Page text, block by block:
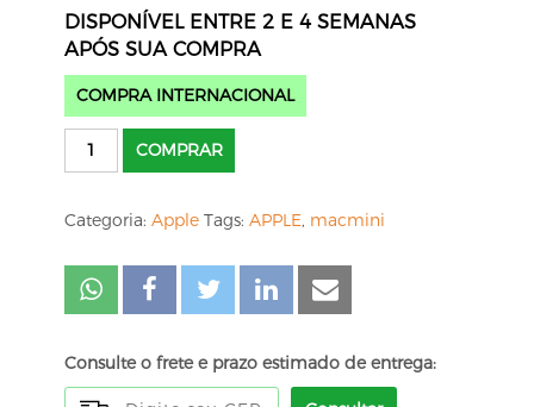
DISPONÍVEL ENTRE 2 E 4 SEMANAS
APÓS SUA COMPRA
COMPRA INTERNACIONAL
Apple
Mac
com
chip
M4
Pro
quantidade
COMPRAR
Categoria: Apple Tags: APPLE, macmini
Consulte o frete e prazo estimado de entrega: